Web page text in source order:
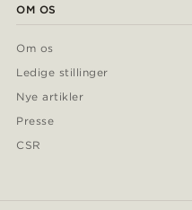
OM OS
Om os
Ledige stillinger
Nye artikler
Presse
CSR